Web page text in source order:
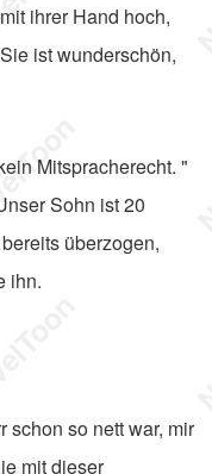
ihrer Hand hoch,
ist wunderschön,
Mitspracherecht. "
Sohn ist 20
überzogen,
ihn.
schon so nett war, mir
mit dieser